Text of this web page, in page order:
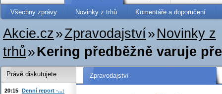
Všechny zprávy Novinky z trhů Komentáře a doporučení
Akcie.cz»Zpravodajství» Novinky z
trhů»Kering předběžně varuje
Zpravodajství
Právě diskutujete
20:15 Denní report -...: